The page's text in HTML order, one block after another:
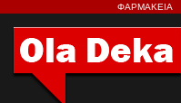
ΦΑΡΜΑΚΕΙΑ